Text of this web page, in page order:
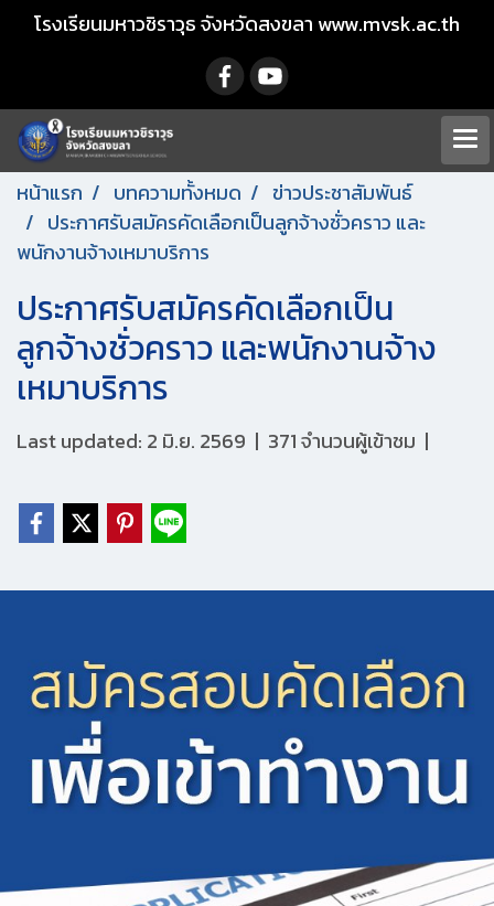
โรงเรียนมหาวชิราวุธ จังหวัดสงขลา www.mvsk.ac.th
หน้าแรก บทความทั้งหมด
ข่าวประชาสัมพันธ์
ประกาศรับสมัครคัดเลือกเป็นลูกจ้างชั่วคราว และ
พนักงานจ้างเหมาบริการ
ประกาศรับสมัครคัดเลือกเป็น
ลูกจ้างชั่วคราว และพนักงานจ้าง
เหมาบริการ
Last updated: 2 มิ.ย. 2569 | 371 จำนวนผู้เข้าชม |